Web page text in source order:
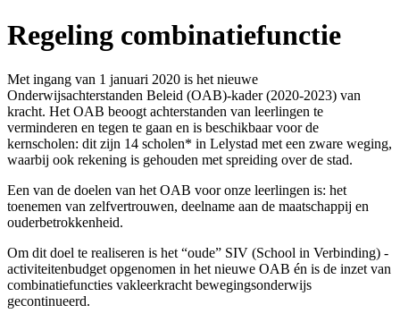
Regeling combinatiefunctie
Met ingang van 1 januari 2020 is het nieuwe
Onderwijsachterstanden Beleid (OAB)-kader (2020-2023) van
kracht. Het OAB beoogt achterstanden van leerlingen te
verminderen en tegen te gaan en is beschikbaar voor de
kernscholen: dit zijn 14 scholen* in Lelystad met een zware weging,
waarbij ook rekening is gehouden met spreiding over de stad.
Een van de doelen van het OAB voor onze leerlingen is: het
toenemen van zelfvertrouwen, deelname aan de maatschappij en
ouderbetrokkenheid.
Om dit doel te realiseren is het “oude” SIV (School in Verbinding) -
activiteitenbudget opgenomen in het nieuwe OAB én is de inzet van
combinatiefuncties vakleerkracht bewegingsonderwijs
gecontinueerd.